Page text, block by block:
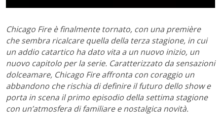
Chicago Fire è finalmente tornato, con una première
che sembra ricalcare quella della terza stagione, in cui
un addio catartico ha dato vita a un nuovo inizio, un
nuovo capitolo per la serie. Caratterizzato da sensazioni
dolceamare, Chicago Fire affronta con coraggio un
abbandono che rischia di definire il futuro dello show e
porta in scena il primo episodio della settima stagione
con un’atmosfera di familiare e nostalgica novità.